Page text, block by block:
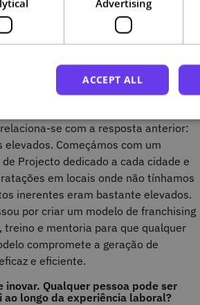
da nossa, assim como na
criar relação entre locais e
Tudo isto aliado à curiosidade
foi o que nos levou até à
Quais foram os maiores desafios que
se com a resposta anterior:
Começámos com um
Projecto dedicado a cada cidade e
em locais onde não tínhamos
inerentes eram bastante elevados.
por criar um modelo de franchising
treino e mentoria para que qualquer
compromete a geração de
e eficiente.
Qualquer pessoa pode ser
ao longo da experiência laboral?
Advertising
ACCEPT ALL